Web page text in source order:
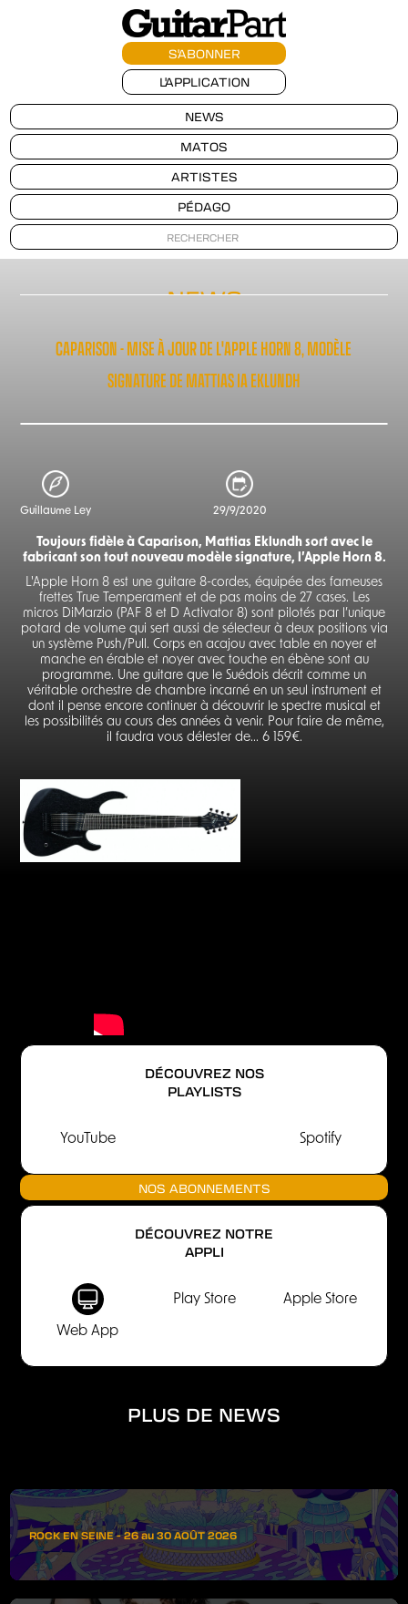
S'ABONNER
L'APPLICATION
NEWS
MATOS
ARTISTES
PÉDAGO
NEWS
CAPARISON - MISE À JOUR DE L'APPLE HORN 8, MODÈLE
SIGNATURE DE MATTIAS IA EKLUNDH
Guillaume Ley 29/9/2020
Toujours fidèle à Caparison, Mattias Eklundh sort avec le
fabricant son tout nouveau modèle signature, l’Apple Horn 8.
L'Apple Horn 8 est une guitare 8-cordes, équipée des fameuses
frettes True Temperament et de pas moins de 27 cases. Les
micros DiMarzio (PAF 8 et D Activator 8) sont pilotés par l’unique
potard de volume qui sert aussi de sélecteur à deux positions via
un système Push/Pull. Corps en acajou avec table en noyer et
manche en érable et noyer avec touche en ébène sont au
programme. Une guitare que le Suédois décrit comme un
véritable orchestre de chambre incarné en un seul instrument et
dont il pense encore continuer à découvrir le spectre musical et
les possibilités au cours des années à venir. Pour faire de même,
il faudra vous délester de... 6 159€.
DÉCOUVREZ NOS
PLAYLISTS
YouTube Spotify
NOS ABONNEMENTS
DÉCOUVREZ NOTRE
APPLI
Web App
Play Store Apple Store
PLUS DE NEWS
ROCK EN SEINE - 26 au 30 AOÛT 2026